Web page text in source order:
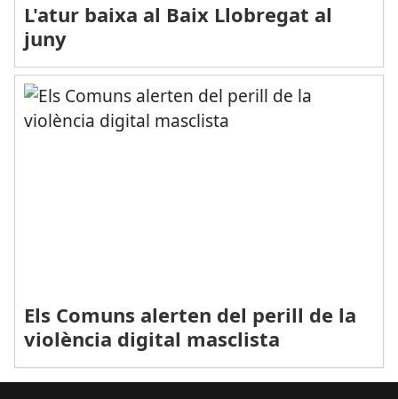
L'atur baixa al Baix Llobregat al
juny
Els Comuns alerten del perill de la
violència digital masclista